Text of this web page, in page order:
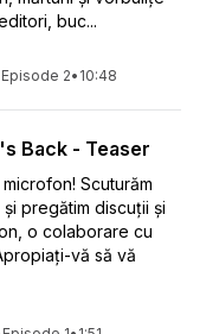
buc...
Episode 2• 10:48
Back - Teaser
Scuturăm
pregătim discuții și
o colaborare cu
vă să vă